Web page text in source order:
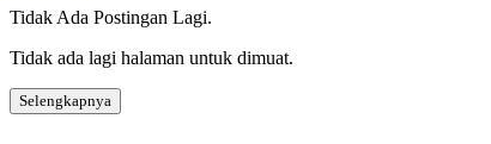
Tidak Ada Postingan Lagi.
Tidak ada lagi halaman untuk dimuat.
Selengkapnya